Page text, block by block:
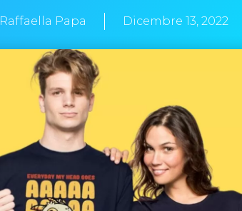
Raffaella Papa Dicembre 13, 2022